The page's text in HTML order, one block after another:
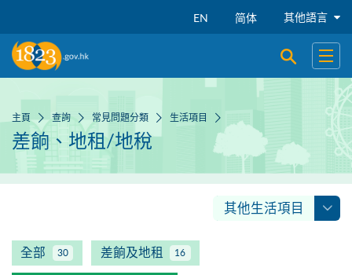
EN 简体 其他語言
開啟搜尋
開啟
主頁 查詢 常見問題分類 生活項目
差餉、地租/地稅
其他生活項目
全部 30 差餉及地租 16